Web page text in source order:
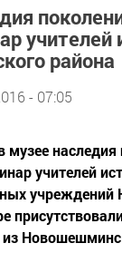
учителей
района
- 07:05
музее наследия
учителей